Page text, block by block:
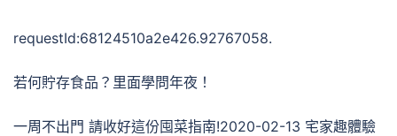
requestId:68124510a2e426.92767058.
若何貯存食品？里面學問年夜！
一周不出門 請收好這份囤菜指南!2020-02-13 宅家趣體驗